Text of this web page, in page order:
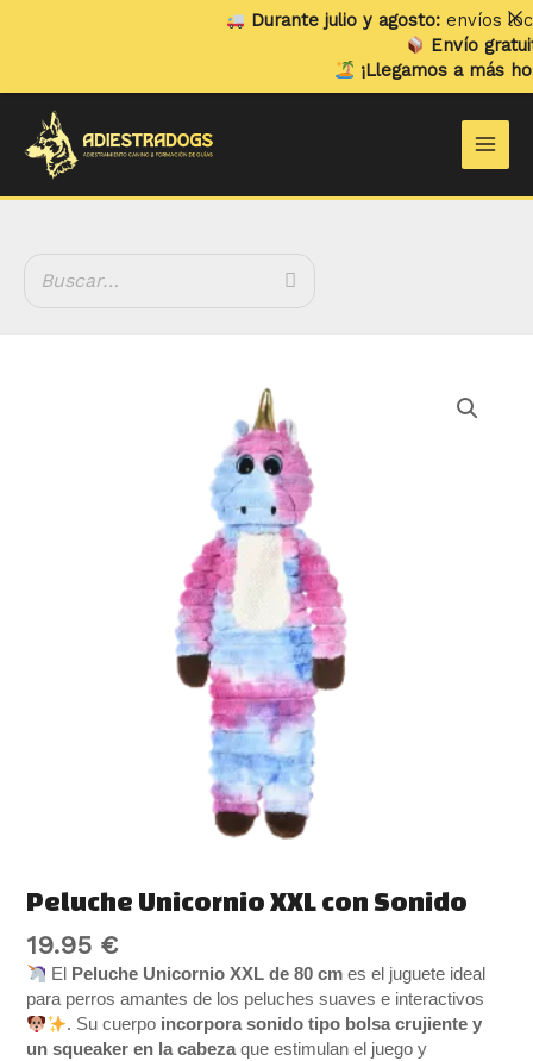
Peluche Unicornio XXL con Sonido
19.95 €
El Peluche Unicornio XXL de 80 cm es el juguete ideal
para perros amantes de los peluches suaves e interactivos
. Su cuerpo incorpora sonido tipo bolsa crujiente y
un squeaker en la cabezaque estimulan el juego y
Durante julio y agosto:envíos
Envío gratuito
¡Llegamos a más